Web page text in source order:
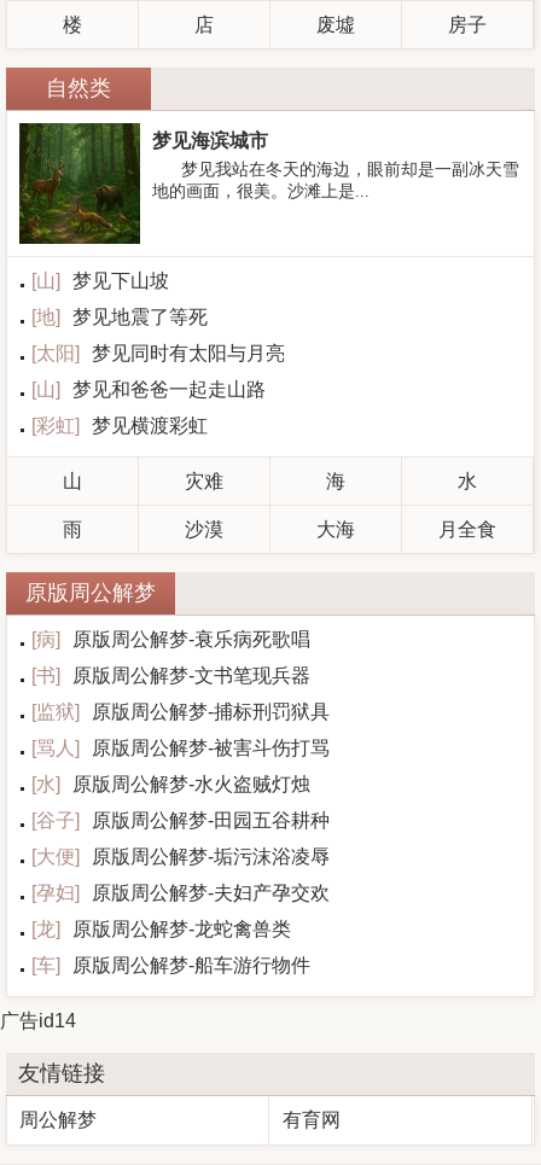
楼 店 废墟 房子
自然类
梦见海滨城市
梦见我站在冬天的海边，眼前却是一副冰天雪
地的画面，很美。沙滩上是...
[山]
梦见下山坡
[地]
梦见地震了等死
[太阳]
梦见同时有太阳与月亮
[山]
梦见和爸爸一起走山路
[彩虹] 梦见横渡彩虹
山 灾难 海 水
雨 沙漠 大海 月全食
原版周公解梦
[病]
原版周公解梦-衰乐病死歌唱
[书]
原版周公解梦-文书笔现兵器
[监狱]
原版周公解梦-捕标刑罚狱具
[骂人 ]
原版周公解梦-被害斗伤打骂
[水]
原版周公解梦-水火盗贼灯烛
[谷子]
原版周公解梦-田园五谷耕种
[大便]
原版周公解梦-垢污沫浴凌辱
[孕妇]
原版周公解梦-夫妇产孕交欢
[龙]
原版周公解梦-龙蛇禽兽类
[车] 原版周公解梦-船车游行物件
广告id14
友情链接
周公解梦 有育网